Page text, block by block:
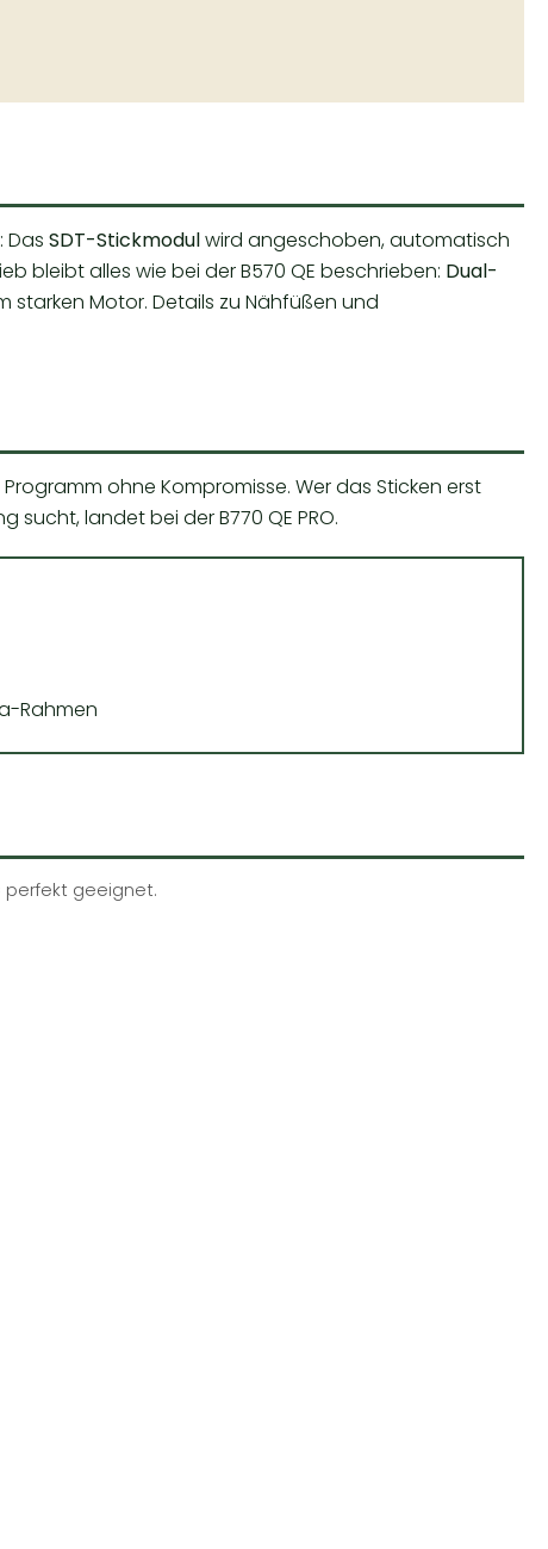
Das SDT-Stickmodulwird angeschoben, automatisch
bleibt alles wie bei der B570 QE beschrieben: Dual-
Motor. Details zu Nähfüßen und
ohne Kompromisse. Wer das Sticken erst
landet bei der B770 QE PRO.
Rahmen
perfekt geeignet.